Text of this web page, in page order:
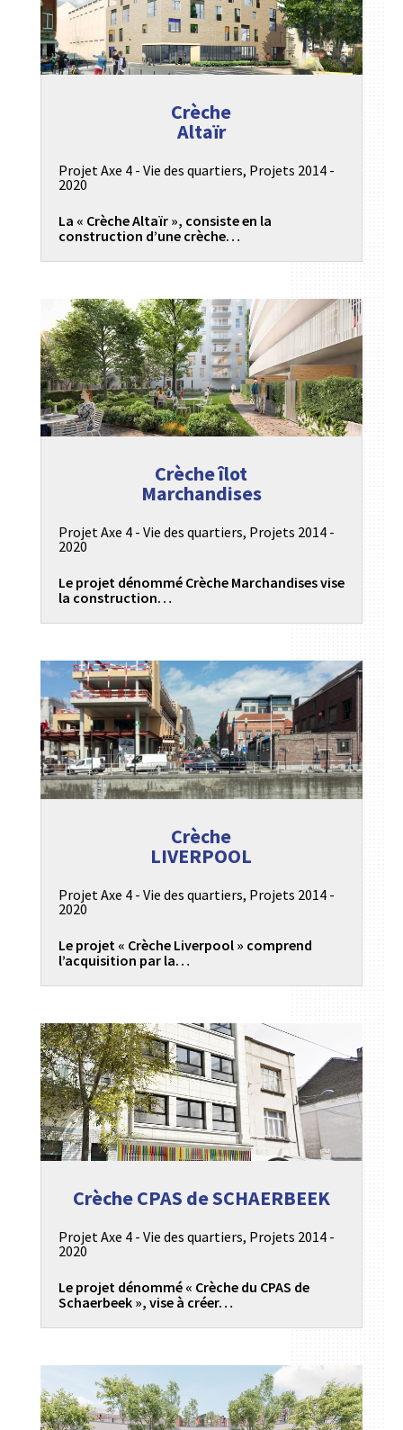
Crèche
Altaïr
Projet Axe 4 - Vie des quartiers, Projets 2014 -
2020
La « Crèche Altaïr », consiste en la
construction d’une crèche…
Crèche îlot
Marchandises
Projet Axe 4 - Vie des quartiers, Projets 2014 -
2020
Le projet dénommé Crèche Marchandises vise
la construction…
Crèche
LIVERPOOL
Projet Axe 4 - Vie des quartiers, Projets 2014 -
2020
Le projet « Crèche Liverpool » comprend
l’acquisition par la…
Crèche CPAS de SCHAERBEEK
Projet Axe 4 - Vie des quartiers, Projets 2014 -
2020
Le projet dénommé « Crèche du CPAS de
Schaerbeek », vise à créer…